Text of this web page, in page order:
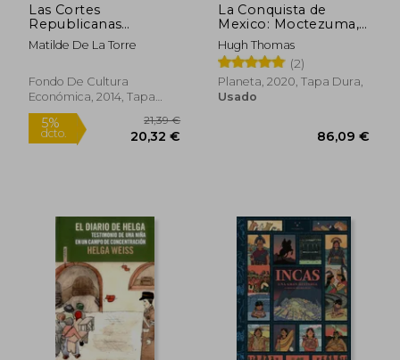
5%
dcto.
Rápido
5%
dcto.
Las Cortes
Republicanas
Durante la Guerra Civil
Matilde De La Torre
Fondo De Cultura
Económica, 2014, Tapa
Blanda, Nuevo
La Conquista de
Mexico: Moctezuma,
Cortes y la Caida de
un Imperio
Hugh Thomas
(2)
Planeta, 2020, Tapa Dura,
Usado